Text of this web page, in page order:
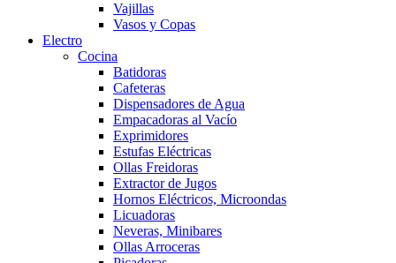
Vajillas
Vasos y Copas
Electro
Cocina
Batidoras
Cafeteras
Dispensadores de Agua
Empacadoras al Vacío
Exprimidores
Estufas Eléctricas
Ollas Freidoras
Extractor de Jugos
Hornos Eléctricos, Microondas
Licuadoras
Neveras, Minibares
Ollas Arroceras